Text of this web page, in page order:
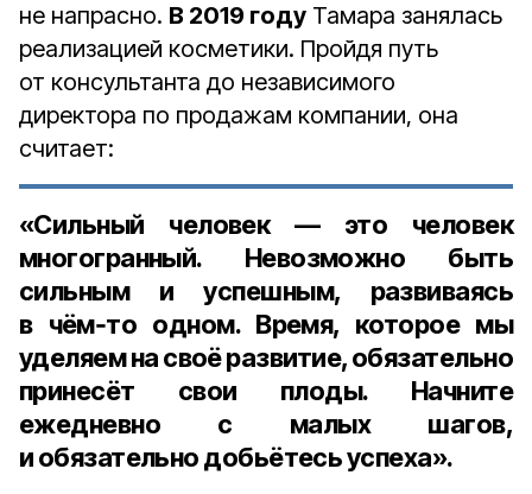
не напрасно. В 2019 году Тамара занялась
реализацией косметики. Пройдя путь
от консультанта до независимого
директора по продажам компании, она
считает:
«Сильный человек — это человек
многогранный. Невозможно быть
сильным и успешным, развиваясь
в чём‑то одном. Время, которое мы
уделяем на своё развитие, обязательно
принесёт свои плоды. Начните
ежедневно с малых шагов,
и обязательно добьётесь успеха».